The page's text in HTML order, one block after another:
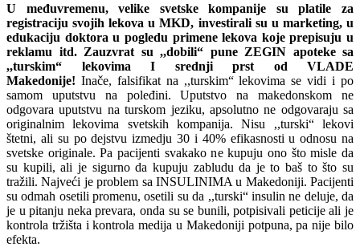
U međuvremenu, velike svetske kompanije su platile za
registraciju svojih lekova u MKD, investirali su u marketing, u
edukaciju doktora u pogledu primene lekova koje prepisuju u
reklamu itd. Zauzvrat su ,,dobili“ pune ZEGIN apoteke sa
,,turskim“ lekovima I srednji prst od VLADE
Makedonije! Inače, falsifikat na ,,turskim“ lekovima se vidi i po
samom uputstvu na poleđini. Uputstvo na makedonskom ne
odgovara uputstvu na turskom jeziku, apsolutno ne odgovaraju sa
originalnim lekovima svetskih kompanija. Nisu ,,turski“ lekovi
štetni, ali su po dejstvu izmedju 30 i 40% efikasnosti u odnosu na
svetske originale. Pa pacijenti svakako ne kupuju ono što misle da
su kupili, ali je sigurno da kupuju zabludu da je to baš to što su
tražili. Najveći je problem sa INSULINIMA u Makedoniji. Pacijenti
su odmah osetili promenu, osetili su da ,,turski“ insulin ne deluje, da
je u pitanju neka prevara, onda su se bunili, potpisivali peticije ali je
kontrola tržišta i kontrola medija u Makedoniji potpuna, pa nije bilo
efekta.